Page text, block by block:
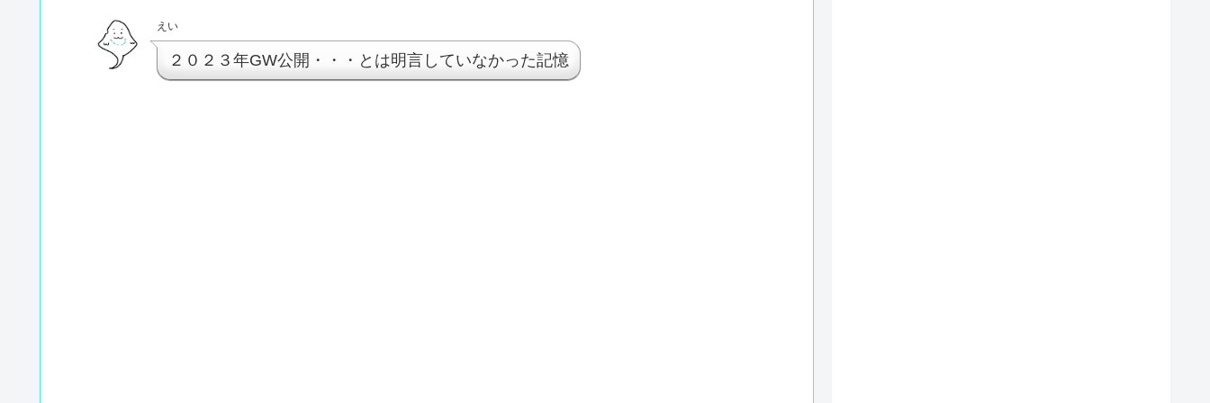
えい
２０２３年GW公開・・・とは明言していなかった記憶